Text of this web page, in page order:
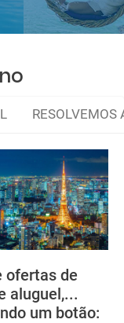
RESOLVEMOS
ofertas de
aluguel,...
um botão:
low cost